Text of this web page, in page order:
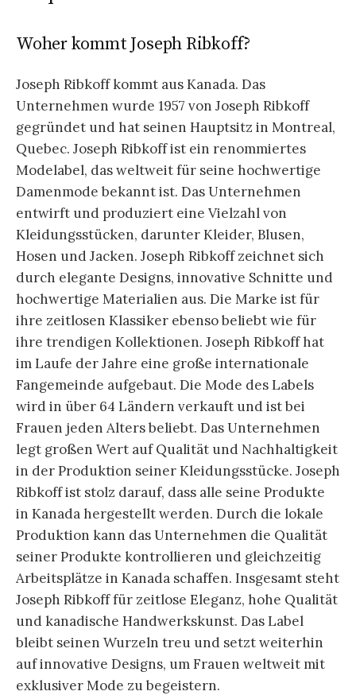
Woher kommt Joseph Ribkoff?
Joseph Ribkoff kommt aus Kanada. Das
Unternehmen wurde 1957 von Joseph Ribkoff
gegründet und hat seinen Hauptsitz in Montreal,
Quebec. Joseph Ribkoff ist ein renommiertes
Modelabel, das weltweit für seine hochwertige
Damenmode bekannt ist. Das Unternehmen
entwirft und produziert eine Vielzahl von
Kleidungsstücken, darunter Kleider, Blusen,
Hosen und Jacken. Joseph Ribkoff zeichnet sich
durch elegante Designs, innovative Schnitte und
hochwertige Materialien aus. Die Marke ist für
ihre zeitlosen Klassiker ebenso beliebt wie für
ihre trendigen Kollektionen. Joseph Ribkoff hat
im Laufe der Jahre eine große internationale
Fangemeinde aufgebaut. Die Mode des Labels
wird in über 64 Ländern verkauft und ist bei
Frauen jeden Alters beliebt. Das Unternehmen
legt großen Wert auf Qualität und Nachhaltigkeit
in der Produktion seiner Kleidungsstücke. Joseph
Ribkoff ist stolz darauf, dass alle seine Produkte
in Kanada hergestellt werden. Durch die lokale
Produktion kann das Unternehmen die Qualität
seiner Produkte kontrollieren und gleichzeitig
Arbeitsplätze in Kanada schaffen. Insgesamt steht
Joseph Ribkoff für zeitlose Eleganz, hohe Qualität
und kanadische Handwerkskunst. Das Label
bleibt seinen Wurzeln treu und setzt weiterhin
auf innovative Designs, um Frauen weltweit mit
exklusiver Mode zu begeistern.